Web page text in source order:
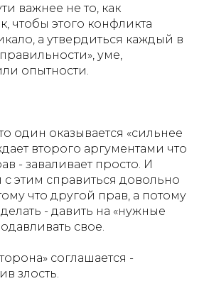
важнее не то, как
чтобы этого конфликта
а утвердиться каждый в
уме,
опытности.
один оказывается «сильнее
второго аргументами что
- заваливает просто. И
этим справиться довольно
что другой прав, а потому
- давить на «нужные
свое.
соглашается -
злость.